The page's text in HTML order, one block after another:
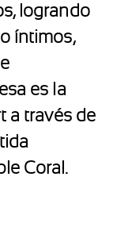
logrando
íntimos,
es la
a través de
Coral.